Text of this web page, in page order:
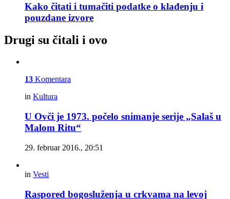
Kako čitati i tumačiti podatke o klađenju i
pouzdane izvore
Drugi su čitali i ovo
13 Komentara
in Kultura
U Ovči je 1973. počelo snimanje serije „Salaš u
Malom Ritu“
29. februar 2016., 20:51
in Vesti
Raspored bogosluženja u crkvama na levoj